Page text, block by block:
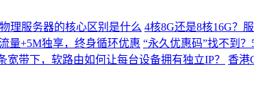
理服务器的核心区别是什么 4核8G还是8核16G？
量+5M独享，终身循环优惠 “永久优惠码”找不到
宽带下，软路由如何让每台设备拥有独立IP？
香港